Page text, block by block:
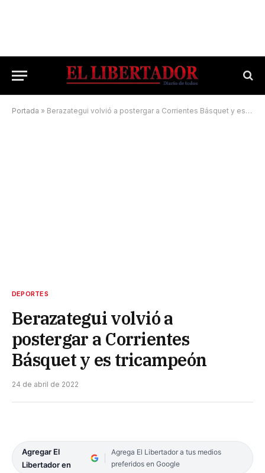
Portada » Berazategui volvió a postergar a Corrientes Básquet y es tricampeón
DEPORTES
Berazategui volvió a
postergar a Corrientes
Básquet y es tricampeón
24 de abril de 2022
Agregar El
Libertador en
Agrega El Libertador a tus medios
preferidos en Google